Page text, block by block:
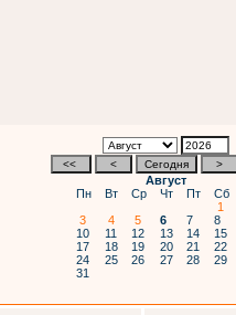
Август
Пн
Вт Ср Чт Пт Сб
1
3
4 5 6 7 8
10
11 12 13 14 15
17
18 19 20 21 22
24
25 26 27 28 29
31